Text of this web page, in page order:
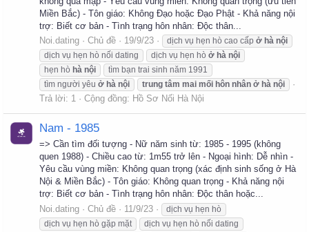
Miền Bắc) - Tôn giáo: Không Đạo hoặc Đạo Phật - Khả năng nội
trợ: Biết cơ bản - Tình trạng hôn nhân: Độc thân...
Noi.dating
Chủ đề 19/9/23 dịch vụ hẹn hò cao cấp ở hà nội
dịch vụ hẹn hò nối dating
dịch vụ hẹn hò ở hà nội
hẹn hò hà nội
tìm bạn trai sinh năm 1991
tìm người yêu ở hà nội trung tâm mai mối hôn nhân ở hà nội
Trả lời: 1 Cộng đồng: Hồ Sơ Nối Hà Nội
Nam - 1985
=> Cần tìm đối tượng - Nữ năm sinh từ: 1985 - 1995 (không
quen 1988) - Chiều cao từ: 1m55 trở lên - Ngoại hình: Dễ nhìn -
Yêu cầu vùng miền: Không quan trọng (xác định sinh sống ở Hà
Nội & Miền Bắc) - Tôn giáo: Không quan trọng - Khả năng nội
trợ: Biết cơ bản - Tình trạng hôn nhân: Độc thân hoặc...
Noi.dating
Chủ đề 11/9/23
dịch vụ hẹn hò
dịch vụ hẹn hò gặp mặt
dịch vụ hẹn hò nối dating